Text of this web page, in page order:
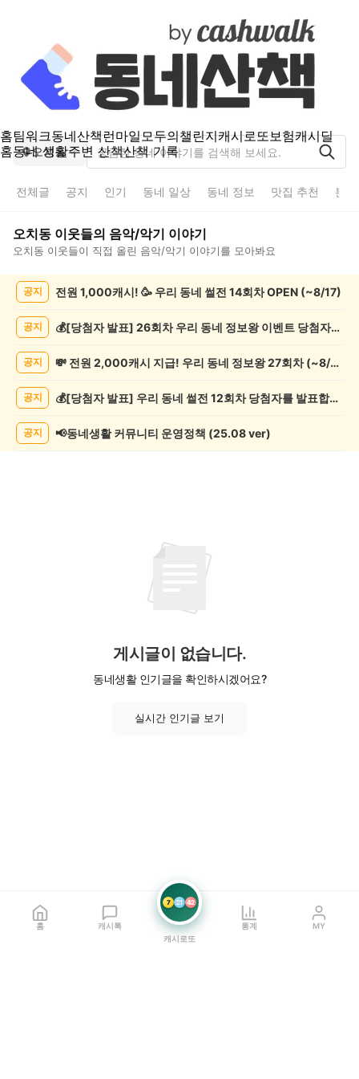
홈팀워크동네산책런마일모두의챌린지캐시로또보험캐시딜
홈동네 생활주변 산책산책 기록
오치동
전체글 공지 인기 동네 일상 동네 정보 맛집 추천 분
오치동 이웃들의 음악/악기 이야기
오치동 이웃들이 직접 올린 음악/악기 이야기를 모아봐요
록
공지 전원 1,000캐시! 🥳 우리 동네 썰전 14회차 OPEN (~8/17)
공지 💰[당첨자 발표] 26회차 우리 동네 정보왕 이벤트 당첨자를 발표합니다!
공지 💸 전원 2,000캐시 지급! 우리 동네 정보왕 27회차 (~8/10)
공지 💰[당첨자 발표] 우리 동네 썰전 12회차 당첨자를 발표합니다!
공지 📢동네생활 커뮤니티 운영정책 (25.08 ver)
게시글이 없습니다.
동네생활 인기글을 확인하시겠어요?
실시간 인기글 보기
홈 캐시톡
7 21 42
캐시로또
통계 MY